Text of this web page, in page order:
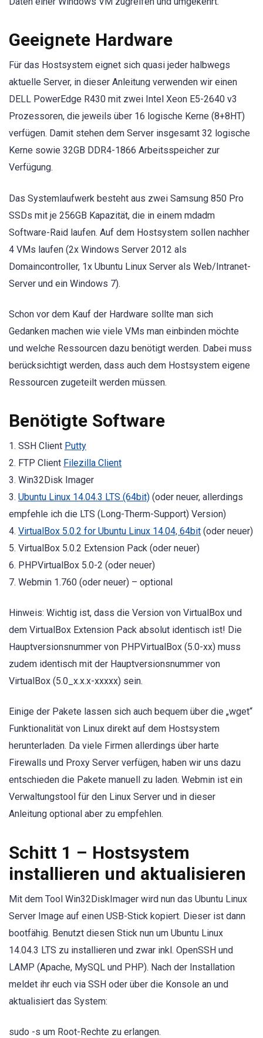
Geeignete Hardware
Für das Hostsystem eignet sich quasi jeder halbwegs
aktuelle Server, in dieser Anleitung verwenden wir einen
DELL PowerEdge R430 mit zwei Intel Xeon E5-2640 v3
Prozessoren, die jeweils über 16 logische Kerne (8+8HT)
verfügen. Damit stehen dem Server insgesamt 32 logische
Kerne sowie 32GB DDR4-1866 Arbeitsspeicher zur
Verfügung.
Das Systemlaufwerk besteht aus zwei Samsung 850 Pro
SSDs mit je 256GB Kapazität, die in einem mdadm
Software-Raid laufen. Auf dem Hostsystem sollen nachher
4 VMs laufen (2x Windows Server 2012 als
Domaincontroller, 1x Ubuntu Linux Server als Web/Intranet-
Server und ein Windows 7).
Schon vor dem Kauf der Hardware sollte man sich
Gedanken machen wie viele VMs man einbinden möchte
und welche Ressourcen dazu benötigt werden. Dabei muss
berücksichtigt werden, dass auch dem Hostsystem eigene
Ressourcen zugeteilt werden müssen.
Benötigte Software
1. SSH Client Putty
2. FTP Client Filezilla Client
3. Win32Disk Imager
3. Ubuntu Linux 14.04.3 LTS (64bit) (oder neuer, allerdings
empfehle ich die LTS (Long-Therm-Support) Version)
4. VirtualBox 5.0.2 for Ubuntu Linux 14.04, 64bit (oder neuer)
5. VirtualBox 5.0.2 Extension Pack (oder neuer)
6. PHPVirtualBox 5.0-2 (oder neuer)
7. Webmin 1.760 (oder neuer) – optional
Hinweis: Wichtig ist, dass die Version von VirtualBox und
dem VirtualBox Extension Pack absolut identisch ist! Die
Hauptversionsnummer von PHPVirtualBox (5.0-xx) muss
zudem identisch mit der Hauptversionsnummer von
VirtualBox (5.0_x.x.x-xxxxx) sein.
Einige der Pakete lassen sich auch bequem über die „wget“
Funktionalität von Linux direkt auf dem Hostsystem
herunterladen. Da viele Firmen allerdings über harte
Firewalls und Proxy Server verfügen, haben wir uns dazu
entschieden die Pakete manuell zu laden. Webmin ist ein
Verwaltungstool für den Linux Server und in dieser
Anleitung optional aber zu empfehlen.
Schitt 1 – Hostsystem
installieren und aktualisieren
Mit dem Tool Win32DiskImager wird nun das Ubuntu Linux
Server Image auf einen USB-Stick kopiert. Dieser ist dann
bootfähig. Benutzt diesen Stick nun um Ubuntu Linux
14.04.3 LTS zu installieren und zwar inkl. OpenSSH und
LAMP (Apache, MySQL und PHP). Nach der Installation
meldet ihr euch via SSH oder über die Konsole an und
aktualisiert das System:
sudo -s um Root-Rechte zu erlangen.